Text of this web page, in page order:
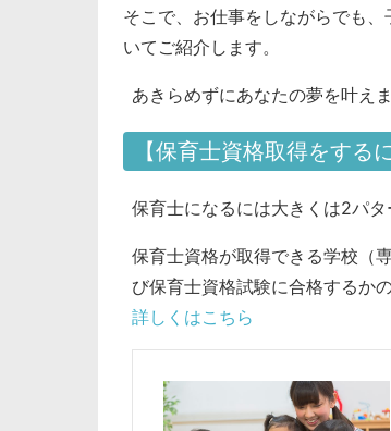
そこで、お仕事をしながらでも
いてご紹介します。
あきらめずにあなたの夢を叶え
【保育士資格取得をする
保育士になるには大きくは2パタ
保育士資格が取得できる学校（
び保育士資格試験に合格するか
詳しくはこちら